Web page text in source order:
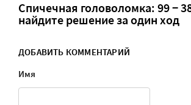
Спичечная головоломка: 99 −
найдите решение за один ход
ДОБАВИТЬ КОММЕНТАРИЙ
Имя